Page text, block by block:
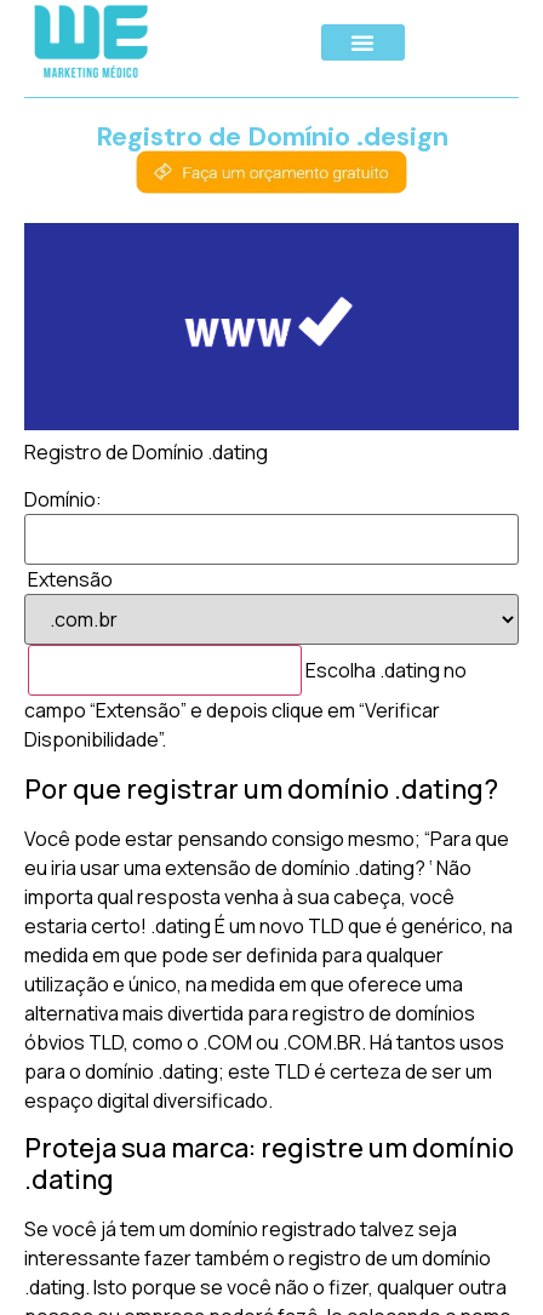
Registro de Domínio .design
Registro de Domínio .dating
Domínio:
Extensão
Escolha .dating no
campo “Extensão” e depois clique em “Verificar
Disponibilidade”.
Por que registrar um domínio .dating?
Você pode estar pensando consigo mesmo; “Para que
eu iria usar uma extensão de domínio .dating? ‘ Não
importa qual resposta venha à sua cabeça, você
estaria certo! .dating É um novo TLD que é genérico, na
medida em que pode ser definida para qualquer
utilização e único, na medida em que oferece uma
alternativa mais divertida para registro de domínios
óbvios TLD, como o .COM ou .COM.BR. Há tantos usos
para o domínio .dating; este TLD é certeza de ser um
espaço digital diversificado.
Proteja sua marca: registre um domínio
.dating
Se você já tem um domínio registrado talvez seja
interessante fazer também o registro de um domínio
.dating. Isto porque se você não o fizer, qualquer outra